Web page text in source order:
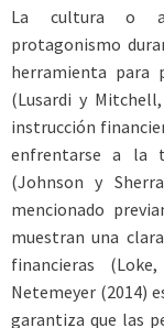
La cultura o
protagonismo
herramienta para
(Lusardi y
instrucción
enfrentarse a la
(Johnson y
mencionado
muestran una
financieras
Netemeyer (2014)
garantiza que las